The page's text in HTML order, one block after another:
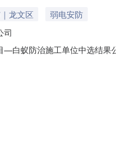
龙文区
弱电安防
司
—白蚁防治施工单位中选结
》，中选人对诏安县霞洋
算，每年复查一次